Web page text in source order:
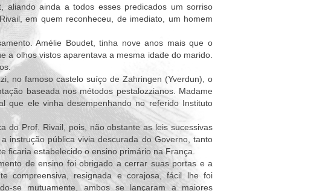
aliando ainda a todos esses predicados um sorriso
em quem reconheceu, de imediato, um homem
Amélie Boudet, tinha nove anos mais que o
a olhos vistos aparentava a mesma idade do marido.
no famoso castelo suíço de Zahringen (Yverdun), o
baseada nos métodos pestalozzianos. Madame
que ele vinha desempenhando no referido Instituto
do Prof. Rivail, pois, não obstante as leis sucessivas
instrução pública vivia descurada do Governo, tanto
ficaria estabelecido o ensino primário na França.
de ensino foi obrigado a cerrar suas portas e a
compreensiva, resignada e corajosa, fácil lhe foi
se mutuamente, ambos se lançaram a maiores